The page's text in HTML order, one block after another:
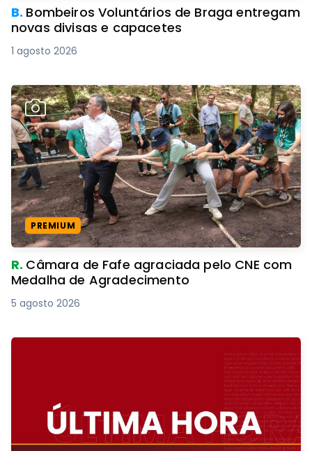
B. Bombeiros Voluntários de Braga entregam
novas divisas e capacetes
1 agosto 2026
PREMIUM
R. Câmara de Fafe agraciada pelo CNE com
Medalha de Agradecimento
5 agosto 2026